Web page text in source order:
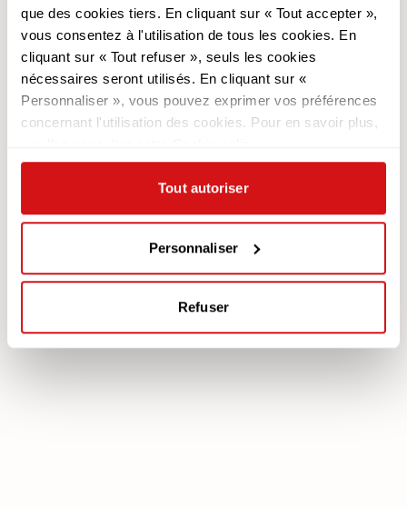
que des cookies tiers. En cliquant sur « Tout accepter »,
vous consentez à l'utilisation de tous les cookies. En
cliquant sur « Tout refuser », seuls les cookies
nécessaires seront utilisés. En cliquant sur «
Personnaliser », vous pouvez exprimer vos préférences
concernant l'utilisation des cookies. Pour en savoir plus,
Tout autoriser
Personnaliser
Refuser
poltronesofà
Pourquoi nous choisir
Nos Magasins
Nous recrutons
Contacts
Produits
Les Promotions
Revêtements
Les Canapés
Les Fauteuils
Documentation
Légale
Plan Assistance
Téléchargez votre garantie